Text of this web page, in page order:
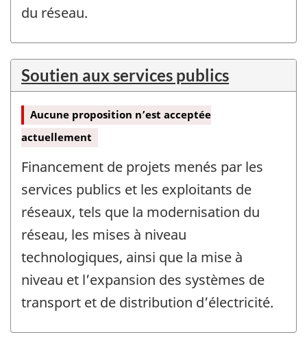
du réseau.
Soutien aux services publics
Aucune proposition n’est acceptée
actuellement
Financement de projets menés par les
services publics et les exploitants de
réseaux, tels que la modernisation du
réseau, les mises à niveau
technologiques, ainsi que la mise à
niveau et l’expansion des systèmes de
transport et de distribution d’électricité.